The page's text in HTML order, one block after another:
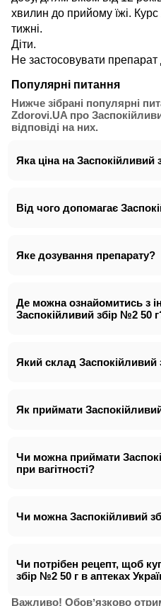
хвилин до прийому їжі.
тижні.
Діти.
Не застосовувати препарат
Популярні питання
Нижче зібрані популярні
Zdorovi.UA про
відповіді на них.
Яка ціна на Заспокійливий
Від чого допомагає
Яке дозування препарату?
Де можна ознайомитись з
Заспокійливий збір №2 50
Який склад Заспокійливий
Як приймати
Чи можна приймати
при вагітності?
Чи можна Заспокійливий
Чи потрібен рецепт, щоб
збір №2 50 г в аптеках
Важливо! Обовʼязково